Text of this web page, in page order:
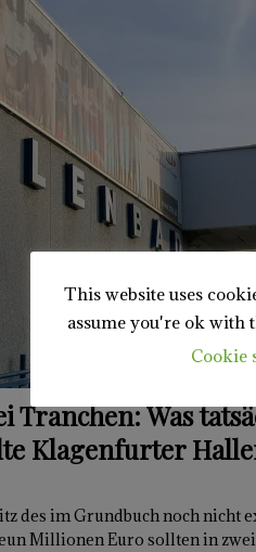
Tranchen: Was
Klagenfurter
des im Grundbuch noch nicht
Millionen Euro sollten in
This website uses
assume you're ok with
Cookie